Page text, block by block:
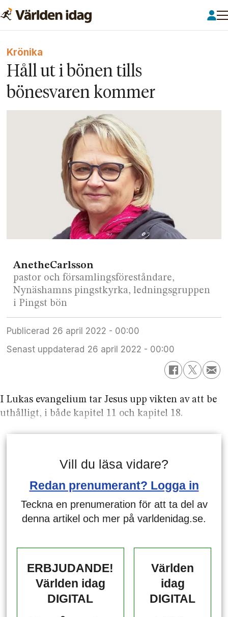
Krönika
Håll ut i bönen tills
bönesvaren kommer
AnetheCarlsson
pastor och församlingsföreståndare,
Nynäshamns pingstkyrka, ledningsgruppen
i Pingst bön
Publicerad
26 april 2022 - 00:00
Senast uppdaterad
26 april 2022 - 00:00
I Lukas evangelium tar Jesus upp vikten av att be
uthålligt, i både kapitel 11 och kapitel 18.
Vill du läsa vidare?
Redan prenumerant? Logga in
Teckna en prenumeration för att ta del av
denna artikel och mer på varldenidag.se.
ERBJUDANDE!
Världen idag
DIGITAL
Världen
idag
DIGITAL